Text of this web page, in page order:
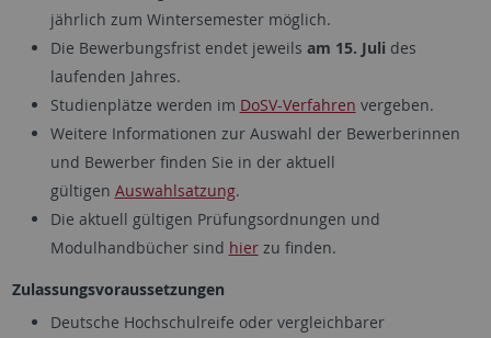
jährlich zum Wintersemester möglich.
Die Bewerbungsfrist endet jeweils am 15. Juli des
laufenden Jahres.
Studienplätze werden im DoSV-Verfahren vergeben.
Weitere Informationen zur Auswahl der Bewerberinnen
und Bewerber finden Sie in der aktuell
gültigen Auswahlsatzung.
Die aktuell gültigen Prüfungsordnungen und
Modulhandbücher sind hierzu finden.
Zulassungsvoraussetzungen
Deutsche Hochschulreife oder vergleichbarer